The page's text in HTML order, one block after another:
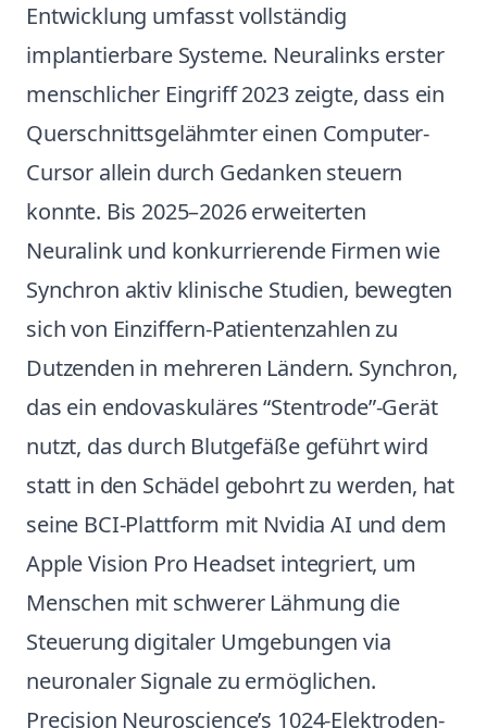
Entwicklung umfasst vollständig
implantierbare Systeme. Neuralinks erster
menschlicher Eingriff 2023 zeigte, dass ein
Querschnittsgelähmter einen Computer-
Cursor allein durch Gedanken steuern
konnte. Bis 2025–2026 erweiterten
Neuralink und konkurrierende Firmen wie
Synchron aktiv klinische Studien, bewegten
sich von Einziffern-Patientenzahlen zu
Dutzenden in mehreren Ländern. Synchron,
das ein endovaskuläres “Stentrode”-Gerät
nutzt, das durch Blutgefäße geführt wird
statt in den Schädel gebohrt zu werden, hat
seine BCI-Plattform mit Nvidia AI und dem
Apple Vision Pro Headset integriert, um
Menschen mit schwerer Lähmung die
Steuerung digitaler Umgebungen via
neuronaler Signale zu ermöglichen.
Precision Neuroscience’s 1024-Elektroden-